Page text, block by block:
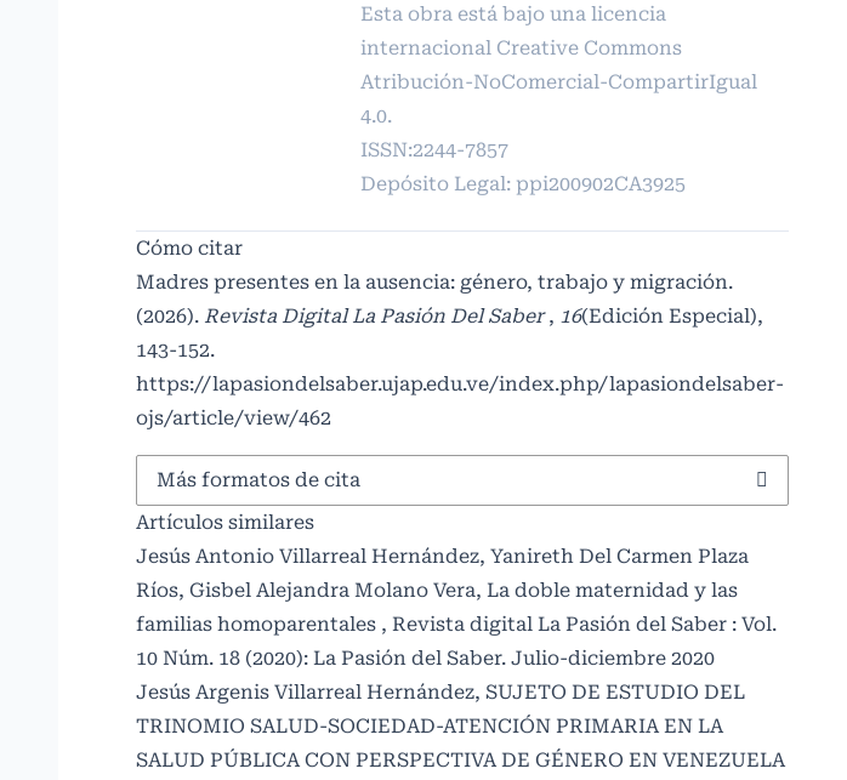
Esta obra está bajo una licencia
internacional Creative Commons
Atribución-NoComercial-CompartirIgual
4.0.
ISSN:2244-7857
Depósito Legal: ppi200902CA3925
Cómo citar
Madres presentes en la ausencia: género, trabajo y migración.
(2026). Revista Digital La Pasión Del Saber, 16(Edición Especial),
143-152.
https://lapasiondelsaber.ujap.edu.ve/index.php/lapasiondelsaber-
ojs/article/view/462
Más formatos de cita
Artículos similares
Jesús Antonio Villarreal Hernández, Yanireth Del Carmen Plaza
Ríos, Gisbel Alejandra Molano Vera, La doble maternidad y las
familias homoparentales , Revista digital La Pasión del Saber : Vol.
10 Núm. 18 (2020): La Pasión del Saber. Julio-diciembre 2020
Jesús Argenis Villarreal Hernández, SUJETO DE ESTUDIO DEL
TRINOMIO SALUD-SOCIEDAD-ATENCIÓN PRIMARIA EN LA
SALUD PÚBLICA CON PERSPECTIVA DE GÉNERO EN VENEZUELA